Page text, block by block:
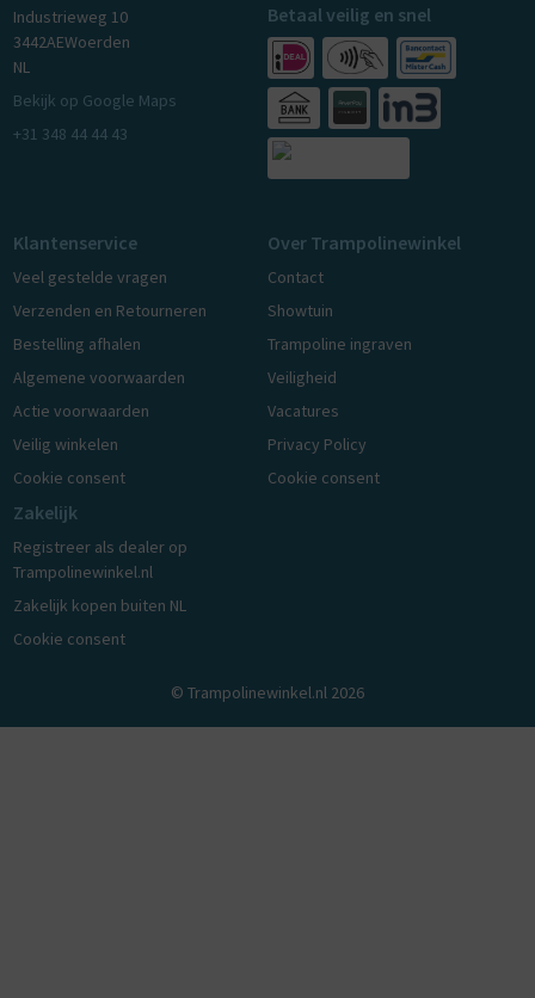
Industrieweg 10
3442AEWoerden
NL
Bekijk op Google Maps
+31 348 44 44 43
Betaal veilig en snel
Klantenservice
Veel gestelde vragen
Verzenden en Retourneren
Bestelling afhalen
Algemene voorwaarden
Actie voorwaarden
Veilig winkelen
Cookie consent
Over Trampolinewinkel
Contact
Showtuin
Trampoline ingraven
Veiligheid
Vacatures
Privacy Policy
Cookie consent
Zakelijk
Registreer als dealer op
Trampolinewinkel.nl
Zakelijk kopen buiten NL
Cookie consent
© Trampolinewinkel.nl 2026